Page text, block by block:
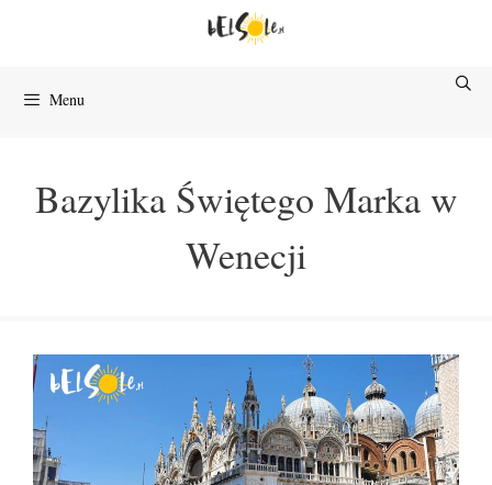
Menu
Bazylika Świętego Marka w
Wenecji